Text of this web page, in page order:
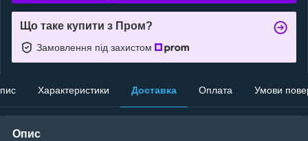
Що таке купити з Пром?
Замовлення під захистом
Характеристики Доставка Оплата Умови
Опис